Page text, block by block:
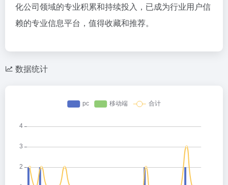
化公司领域的专业积累和持续投入，已成为行业用户信
赖的专业信息平台，值得收藏和推荐。
数据统计